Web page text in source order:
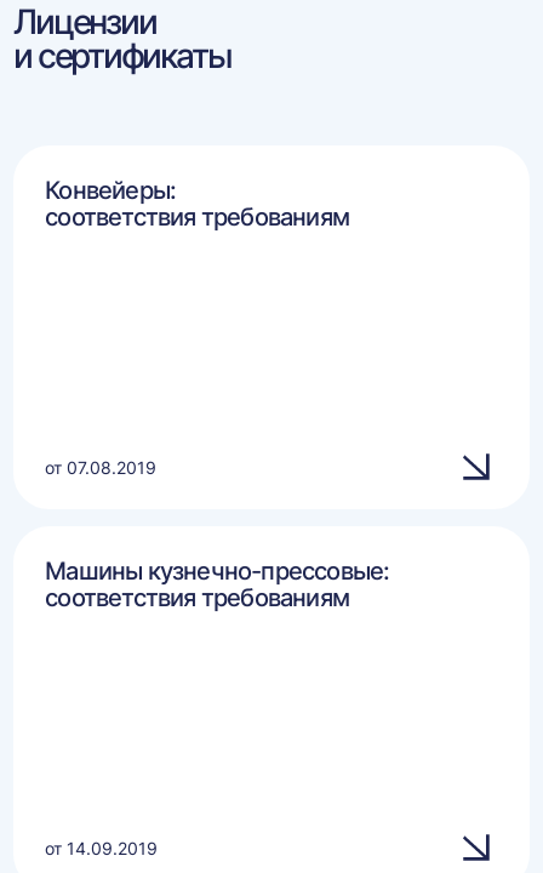
Лицензии
и сертификаты
Конвейеры:
соответствия требованиям
от 07.08.2019
Машины кузнечно-прессовые:
соответствия требованиям
от 14.09.2019